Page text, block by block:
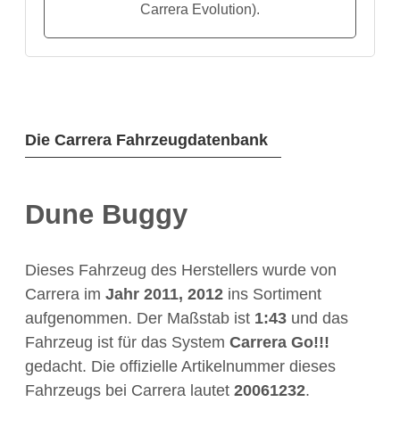
Die Carrera Fahrzeugdatenbank
Dune Buggy
Dieses Fahrzeug des Herstellers wurde von
Carrera im Jahr 2011, 2012 ins Sortiment
aufgenommen. Der Maßstab ist 1:43 und das
Fahrzeug ist für das System Carrera Go!!!
gedacht. Die offizielle Artikelnummer dieses
Fahrzeugs bei Carrera lautet 20061232.
Carrera Evolution).